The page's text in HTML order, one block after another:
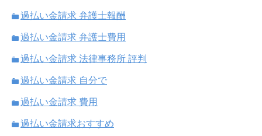
過払い金請求 弁護士報酬
過払い金請求 弁護士費用
過払い金請求 法律事務所 評判
過払い金請求 自分で
過払い金請求 費用
過払い金請求おすすめ